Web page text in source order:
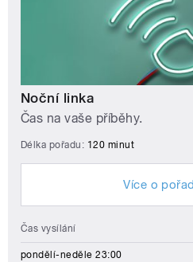
Noční linka
Čas na vaše příběhy.
Délka pořadu: 120 minut
Více o
Čas vysílání
pondělí-neděle 23:00